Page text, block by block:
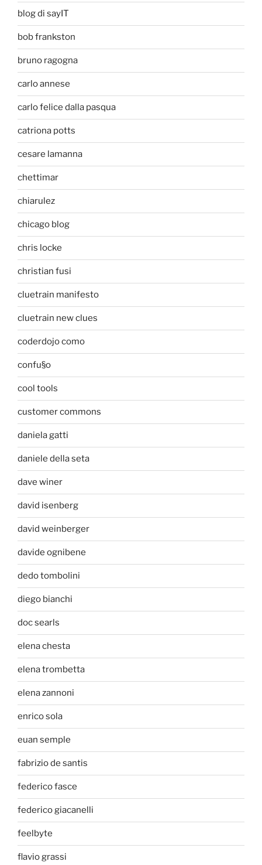
blog di sayIT
bob frankston
bruno ragogna
carlo annese
carlo felice dalla pasqua
catriona potts
cesare lamanna
chettimar
chiarulez
chicago blog
chris locke
christian fusi
cluetrain manifesto
cluetrain new clues
coderdojo como
confu§o
cool tools
customer commons
daniela gatti
daniele della seta
dave winer
david isenberg
david weinberger
davide ognibene
dedo tombolini
diego bianchi
doc searls
elena chesta
elena trombetta
elena zannoni
enrico sola
euan semple
fabrizio de santis
federico fasce
federico giacanelli
feelbyte
flavio grassi